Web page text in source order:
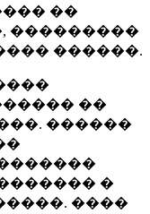
��
���������
������.
��
������
�
����